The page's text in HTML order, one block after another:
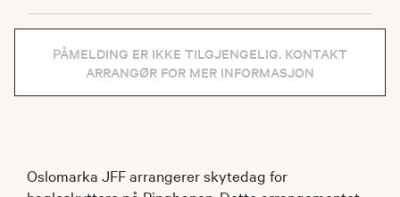
PÅMELDING ER IKKE TILGJENGELIG. KONTAKT
ARRANGØR FOR MER INFORMASJON
Oslomarka JFF arrangerer skytedag for